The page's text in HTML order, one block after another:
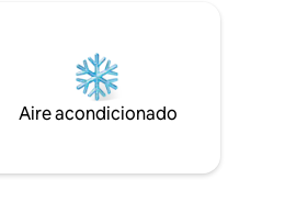
Avísenos y haremos
para atender su solicitud.
Aire acondicionado